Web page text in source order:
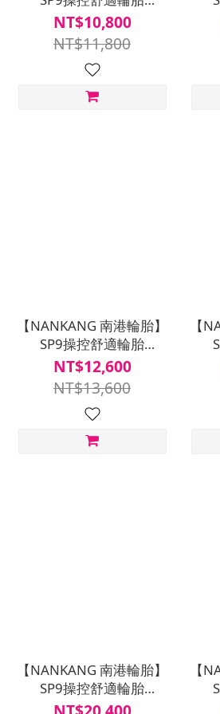
215/55R17四入組(含安裝
定位平衡)
NT$10,800
NT$11,800
【NANKANG 南港輪胎】
SP9操控舒適輪胎
225/65R17四入組(含安裝
定位平衡)
NT$12,600
NT$13,600
【
【NANKANG 南港輪胎】
SP9操控舒適輪胎
235/50ZR19四入組(含安
【